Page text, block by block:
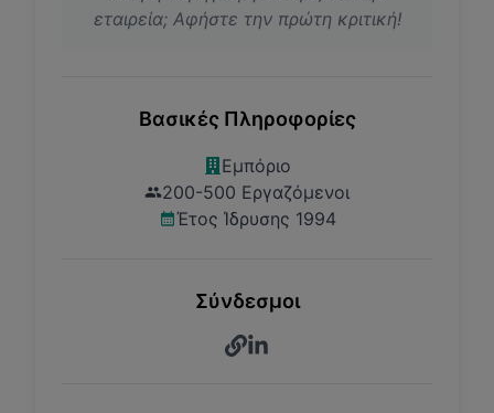
εταιρεία; Αφήστε την πρώτη κριτική!
Βασικές Πληροφορίες
Εμπόριο
200-500 Εργαζόμενοι
Έτος Ίδρυσης 1994
Σύνδεσμοι